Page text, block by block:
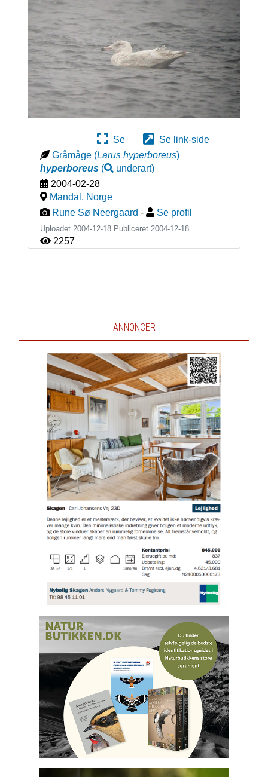
Se
Se link-side
Gråmåge (Larus hyperboreus)
hyperboreus( underart)
2004-02-28
Mandal , Norge
Rune Sø Neergaard - Se profil
Uploadet 2004-12-18 Publiceret 2004-12-18
2257
ANNONCER